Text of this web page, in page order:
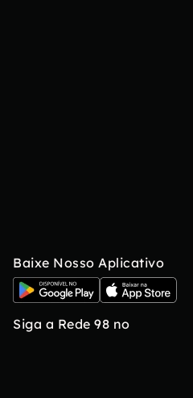
Baixe Nosso Aplicativo
Siga a Rede 98 no